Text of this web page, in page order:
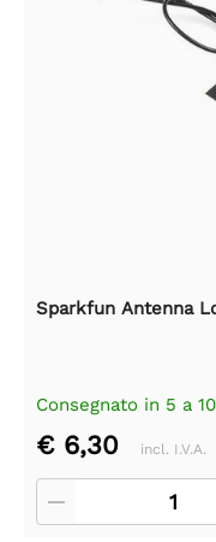
Sparkfun Antenna
Consegnato in 5 a
€ 6,30 incl. I.V.A.